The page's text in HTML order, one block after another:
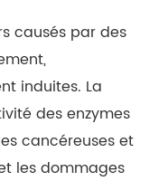
causés par des
induites. La
des enzymes
cancéreuses et
les dommages